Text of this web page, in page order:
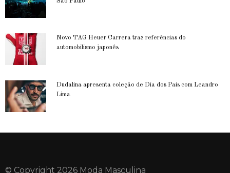
Novo TAG Heuer Carrera traz referências do
automobilismo japonês
Dudalina apresenta coleção de Dia dos Pais com Leandro
Lima
© Copyright 2026 Moda Masculina